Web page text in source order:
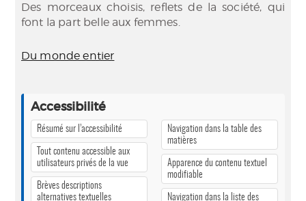
Des morceaux choisis, reflets de la société, qui
font la part belle aux femmes.
Du monde entier
Accessibilité
Résumé sur l’accessibilité
Tout contenu accessible aux
utilisateurs privés de la vue
Brèves descriptions
alternatives textuelles
Navigation dans la table des
matières
Apparence du contenu textuel
modifiable
Navigation dans la liste des